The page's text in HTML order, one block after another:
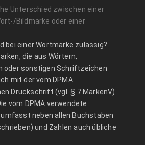
Unterschied zwischen einer
Bildmarke oder einer
bei einer Wortmarke zulässig?
die aus Wörtern,
oder sonstigen Schriftzeichen
mit der vom DPMA
Druckschrift (vgl. § 7 MarkenV)
vom DPMA verwendete
umfasst neben allen Buchstaben
und Zahlen auch übliche